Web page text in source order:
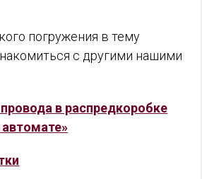
погружения в тему
с другими нашими
в распредкоробке